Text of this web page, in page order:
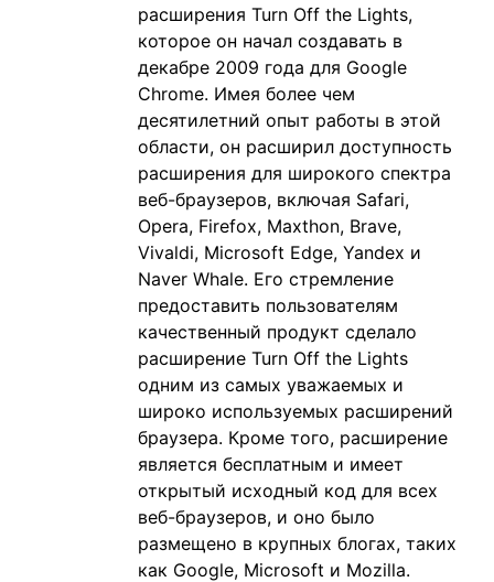
расширения Turn Off the Lights,
которое он начал создавать в
декабре 2009 года для Google
Chrome. Имея более чем
десятилетний опыт работы в этой
области, он расширил доступность
расширения для широкого спектра
веб-браузеров, включая Safari,
Opera, Firefox, Maxthon, Brave,
Vivaldi, Microsoft Edge, Yandex и
Naver Whale. Его стремление
предоставить пользователям
качественный продукт сделало
расширение Turn Off the Lights
одним из самых уважаемых и
широко используемых расширений
браузера. Кроме того, расширение
является бесплатным и имеет
открытый исходный код для всех
веб-браузеров, и оно было
размещено в крупных блогах, таких
как Google, Microsoft и Mozilla.